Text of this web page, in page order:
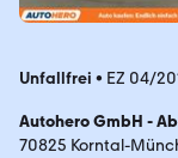
Unfallfrei • EZ 04/
Autohero GmbH -
70825 Korntal-